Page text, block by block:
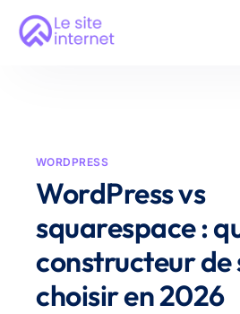
WORDPRESS
WordPress vs
squarespace :
constructeur de
choisir en 2026